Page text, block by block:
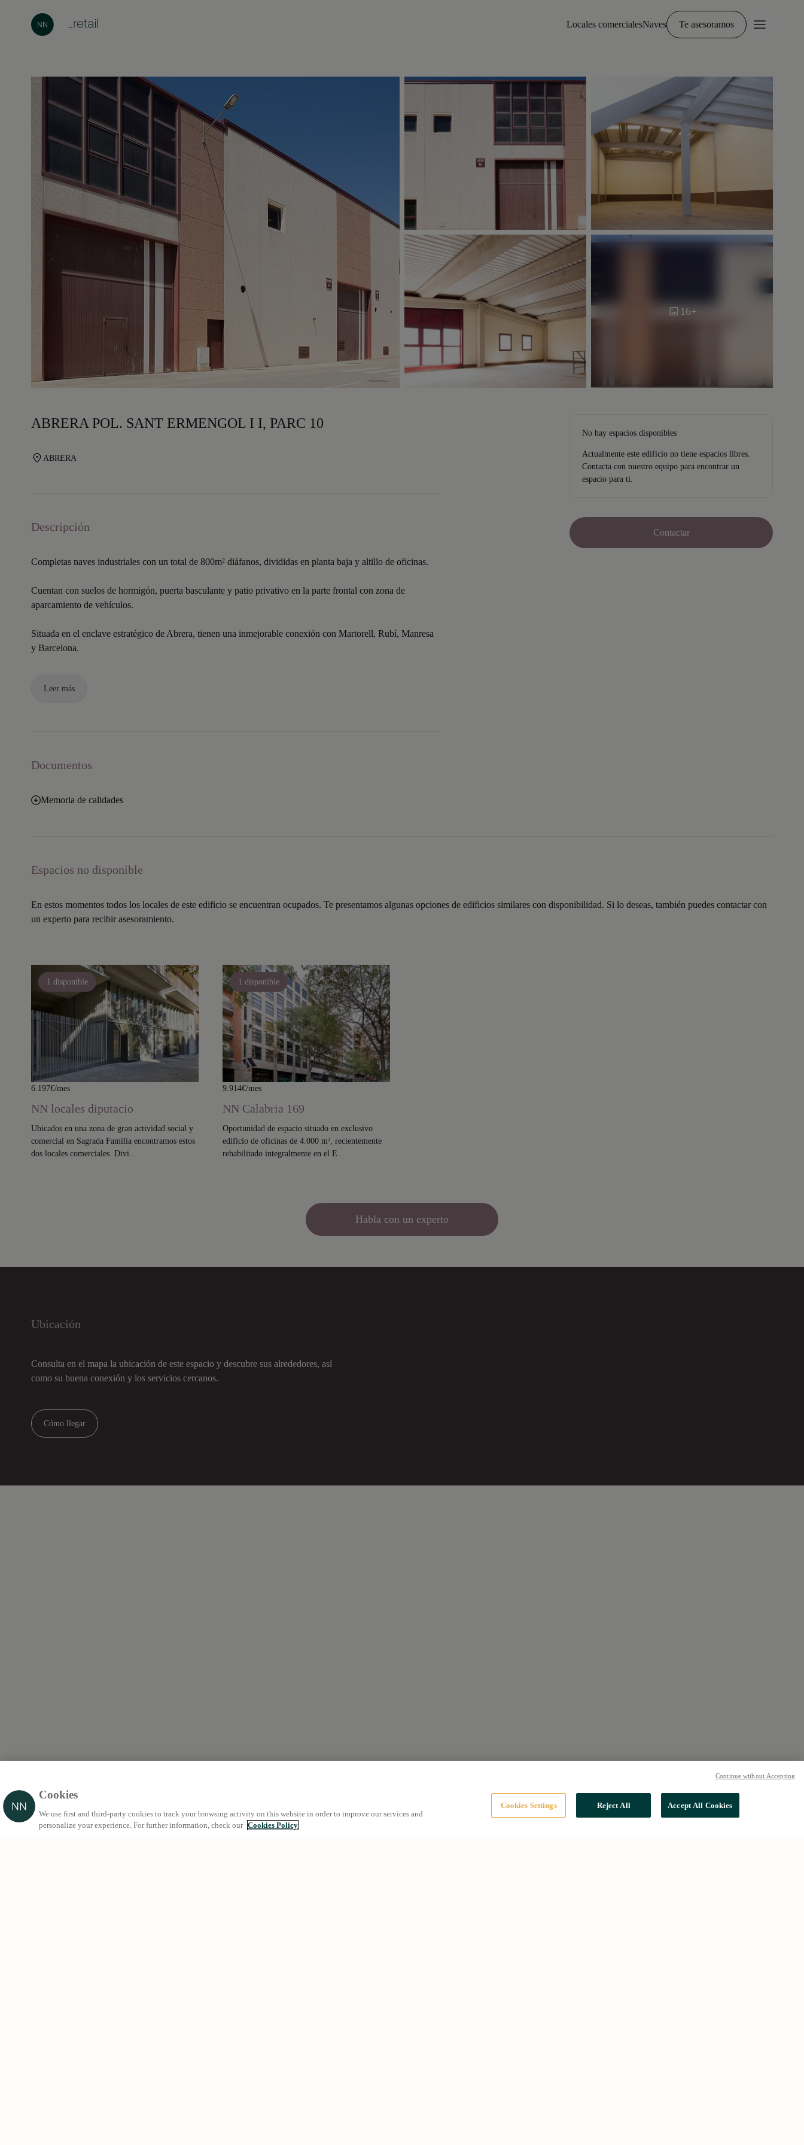
Locales comercialesNaves Te asesoramos
16+
ABRERA POL. SANT ERMENGOL I I, PARC 10
ABRERA
Descripción
Completas naves industriales con un total de 800m² diáfanos, divididas en planta baja y altillo de oficinas.
Cuentan con suelos de hormigón, puerta basculante y patio privativo en la parte frontal con zona de
aparcamiento de vehículos.
Situada en el enclave estratégico de Abrera, tienen una inmejorable conexión con Martorell, Rubí, Manresa
y Barcelona.
Leer más
Documentos
Memoria de calidades
No hay espacios disponibles
Actualmente este edificio no tiene espacios libres.
Contacta con nuestro equipo para encontrar un
espacio para ti.
Contactar
Espacios no disponible
En estos momentos todos los locales de este edificio se encuentran ocupados. Te presentamos algunas opciones de edificios similares con disponibilidad. Si lo deseas, también puedes contactar con
un experto para recibir asesoramiento.
1 disponible
6.197€/mes
NN locales diputacio
Ubicados en una zona de gran actividad social y
comercial en Sagrada Familia encontramos estos
dos locales comerciales. Divi...
1 disponible
9.914€/mes
NN Calabria 169
Oportunidad de espacio situado en exclusivo
edificio de oficinas de 4.000 m², recientemente
rehabilitado integralmente en el E...
Habla con un experto
Ubicación
Consulta en el mapa la ubicación de este espacio y descubre sus alrededores, así
como su buena conexión y los servicios cercanos.
Cómo llegar
Cookies
We use first and third-party cookies to track your browsing activity on this website in order to improve our services and
personalize your experience. For further information, check our Cookies Policy
Cookies Settings Reject All Accept All Cookies
Continue without Accepting